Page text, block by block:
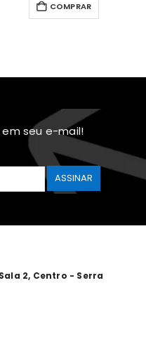
COMPRAR
seu e-mail!
2, Centro - Serra